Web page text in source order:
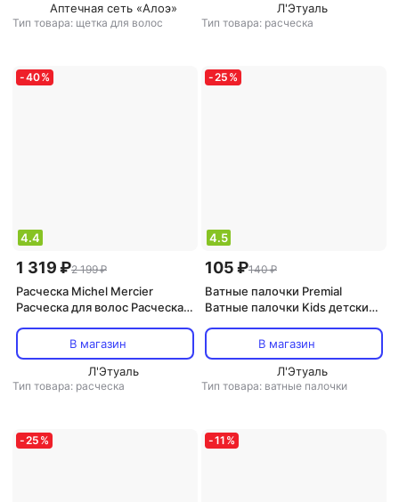
Аптечная сеть «Алоэ»
Тип товара: щетка для волос
Л'Этуаль
Тип товара: расческа
-40%
4.4
1 319 ₽2 199 ₽
Расческа Michel Mercier
Расческа для волос Расческа
детская с ароматом
карамелизированного яблока
В магазин
Л'Этуаль
Тип товара: расческа
-25 %
4.5
105 ₽140 ₽
Ватные палочки Premial
Ватные палочки Kids детские
В магазин
Л'Этуаль
Тип товара: ватные палочки
-25 % -11 %